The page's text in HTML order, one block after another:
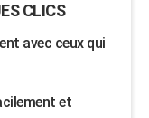
CLICS
avec ceux qui
et